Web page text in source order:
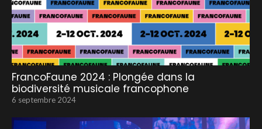
FrancoFaune 2024 : Plongée dans la
biodiversité musicale francophone
6 septembre 2024